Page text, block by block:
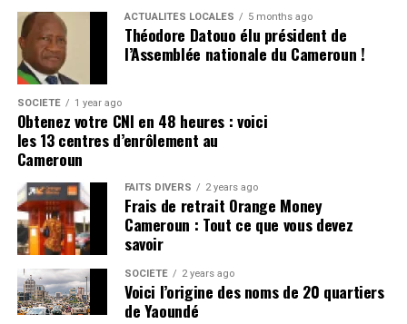
ACTUALITÉS LOCALES 5 months ago
Théodore Datouo élu président de
l’Assemblée nationale du Cameroun !
SOCIÉTÉ 1 year ago
Obtenez votre CNI en 48 heures : voici
les 13 centres d’enrôlement au
Cameroun
FAITS DIVERS 2 years ago
Frais de retrait Orange Money
Cameroun : Tout ce que vous devez
savoir
SOCIÉTÉ 2 years ago
Voici l’origine des noms de 20 quartiers
de Yaoundé